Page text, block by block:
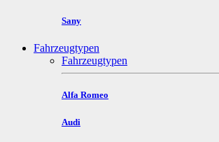
Sany
Fahrzeugtypen
Fahrzeugtypen
Alfa Romeo
Audi